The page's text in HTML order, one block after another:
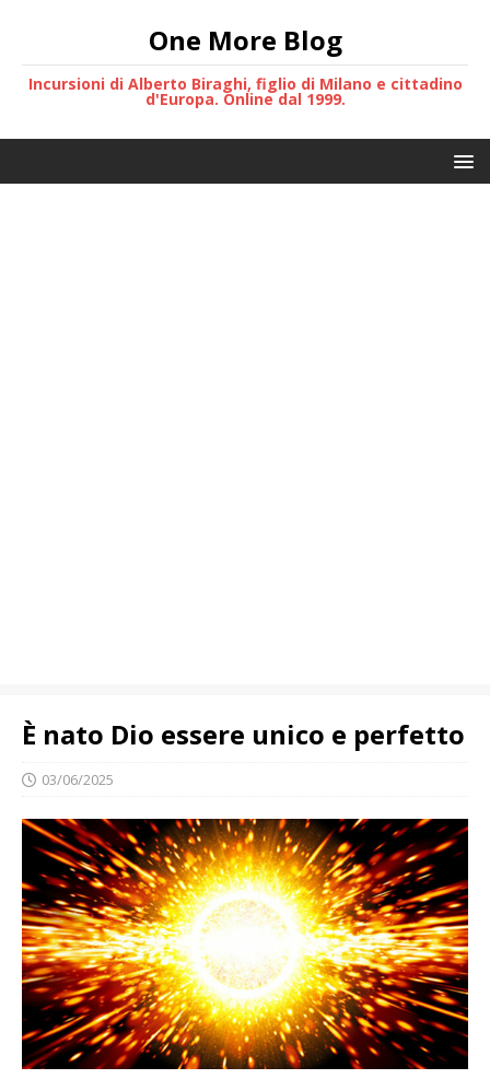
One More Blog
Incursioni di Alberto Biraghi, figlio di Milano e cittadino
d'Europa. Online dal 1999.
È nato Dio essere unico e perfetto
03/06/2025